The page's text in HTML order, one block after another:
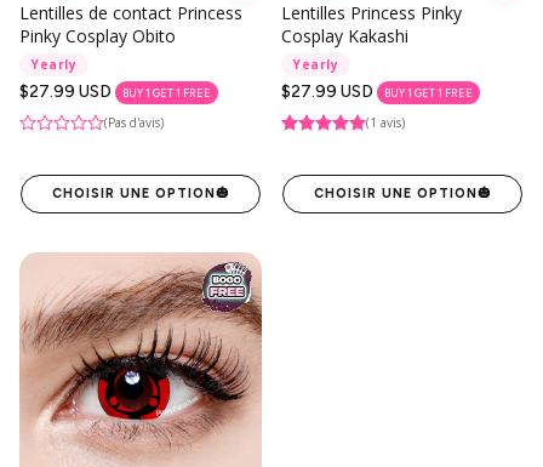
Lentilles de contact Princess
Pinky Cosplay Obito
Yearly
Prix
habituel
$27.99 USD BUY 1 GET 1 FREE
(Pas d'avis)
CHOISIR UNE OPTION🎃
Lentilles Princess Pinky
Cosplay Kakashi
Yearly
Prix
habituel
$27.99 USD BUY 1 GET 1 FREE
(1 avis)
CHOISIR UNE OPTION🎃